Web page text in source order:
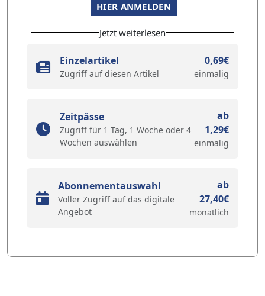
HIER ANMELDEN
Jetzt weiterlesen
Einzelartikel
Zugriff auf diesen Artikel
0,69€
einmalig
Zeitpässe
Zugriff für 1 Tag, 1 Woche oder 4
Wochen auswählen
ab
1,29€
einmalig
Abonnementauswahl
Voller Zugriff auf das digitale
Angebot
ab
27,40€
monatlich